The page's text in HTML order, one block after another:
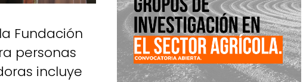
Fundación
personas
incluye